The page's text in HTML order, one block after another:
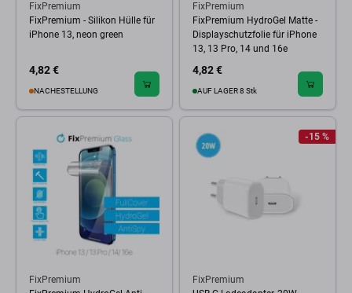
FixPremium
FixPremium - Silikon Hülle für
iPhone 13, neon green
4,82 €
NACHESTELLUNG
FixPremium
FixPremium HydroGel Matte -
Displayschutzfolie für iPhone
13, 13 Pro, 14 und 16e
4,82 €
AUF LAGER 8 Stk
FixPremium
-15 %
FixPremium